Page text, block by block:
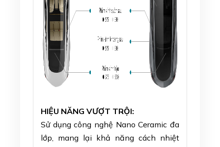
HIỆU NĂNG VƯỢT TRỘI:
Sử dụng công nghệ Nano Ceramic đa
lớp, mang lại khả năng cách nhiệt